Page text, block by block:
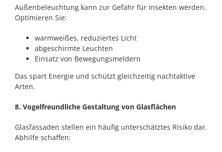
Außenbeleuchtung kann zur Gefahr für Insekten werden.
Optimieren Sie:
warmweißes, reduziertes Licht
abgeschirmte Leuchten
Einsatz von Bewegungsmeldern
Das spart Energie und schützt gleichzeitig nachtaktive
Arten.
8. Vogelfreundliche Gestaltung von Glasflächen
Glasfassaden stellen ein häufig unterschätztes Risiko dar.
Abhilfe schaffen: